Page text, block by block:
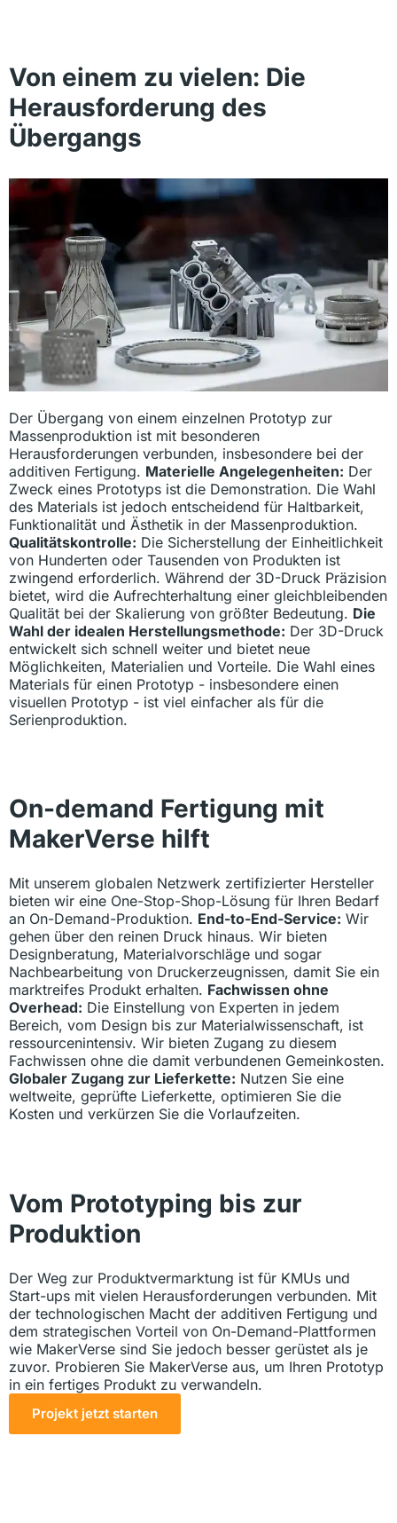
Von einem zu vielen: Die
Herausforderung des
Übergangs
Der Übergang von einem einzelnen Prototyp zur
Massenproduktion ist mit besonderen
Herausforderungen verbunden, insbesondere bei der
additiven Fertigung. Materielle Angelegenheiten: Der
Zweck eines Prototyps ist die Demonstration. Die Wahl
des Materials ist jedoch entscheidend für Haltbarkeit,
Funktionalität und Ästhetik in der Massenproduktion.
Qualitätskontrolle: Die Sicherstellung der Einheitlichkeit
von Hunderten oder Tausenden von Produkten ist
zwingend erforderlich. Während der 3D-Druck Präzision
bietet, wird die Aufrechterhaltung einer gleichbleibenden
Qualität bei der Skalierung von größter Bedeutung. Die
Wahl der idealen Herstellungsmethode: Der 3D-Druck
entwickelt sich schnell weiter und bietet neue
Möglichkeiten, Materialien und Vorteile. Die Wahl eines
Materials für einen Prototyp - insbesondere einen
visuellen Prototyp - ist viel einfacher als für die
Serienproduktion.
On-demand Fertigung mit
MakerVerse hilft
Mit unserem globalen Netzwerk zertifizierter Hersteller
bieten wir eine One-Stop-Shop-Lösung für Ihren Bedarf
an On-Demand-Produktion. End-to-End-Service: Wir
gehen über den reinen Druck hinaus. Wir bieten
Designberatung, Materialvorschläge und sogar
Nachbearbeitung von Druckerzeugnissen, damit Sie ein
marktreifes Produkt erhalten. Fachwissen ohne
Overhead: Die Einstellung von Experten in jedem
Bereich, vom Design bis zur Materialwissenschaft, ist
ressourcenintensiv. Wir bieten Zugang zu diesem
Fachwissen ohne die damit verbundenen Gemeinkosten.
Globaler Zugang zur Lieferkette: Nutzen Sie eine
weltweite, geprüfte Lieferkette, optimieren Sie die
Kosten und verkürzen Sie die Vorlaufzeiten.
Vom Prototyping bis zur
Produktion
Der Weg zur Produktvermarktung ist für KMUs und
Start-ups mit vielen Herausforderungen verbunden. Mit
der technologischen Macht der additiven Fertigung und
dem strategischen Vorteil von On-Demand-Plattformen
wie MakerVerse sind Sie jedoch besser gerüstet als je
zuvor. Probieren Sie MakerVerse aus, um Ihren Prototyp
in ein fertiges Produkt zu verwandeln.
Projekt jetzt starten